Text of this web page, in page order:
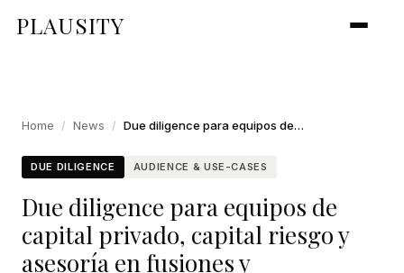
PLAUSITY
Home / News / Due diligence para equipos de capital privado, capital riesgo y asesoría en fusiones y adquisiciones
DUE DILIGENCE AUDIENCE & USE-CASES
Due diligence para equipos de
capital privado, capital riesgo y
asesoría en fusiones y